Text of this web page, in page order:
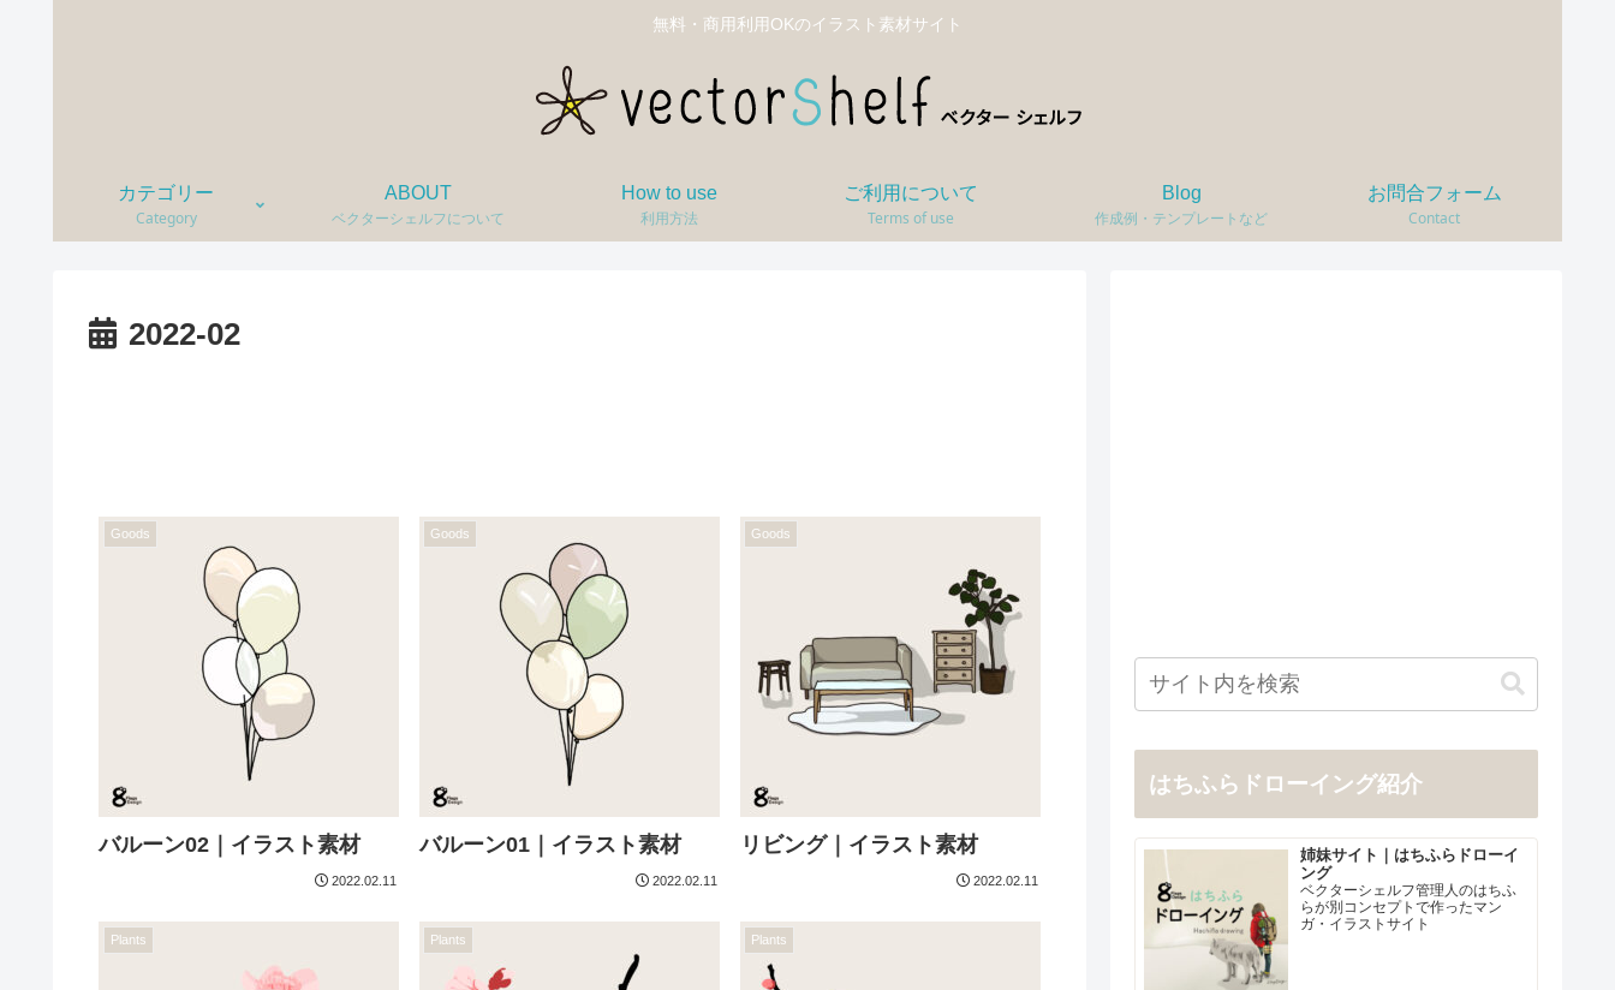
無料・商用利用OKのイラスト素材サイト
カテゴリー
Category
ABOUT
ベクターシェルフについて
How to use
利用方法
ご利用について
Terms of use
Blog
作成例・テンプレートなど
お問合フォーム
Contact
2022-02
Goods
バルーン02｜イラスト素材
2022.02.11
Goods
バルーン01｜イラスト素材
2022.02.11
Goods
リビング｜イラスト素材
2022.02.11
Plants Plants Plants
はちふらドローイング紹介
姉妹サイト｜はちふらドローイ
ング
ベクターシェルフ管理人のはちふ
らが別コンセプトで作ったマン
ガ・イラストサイト